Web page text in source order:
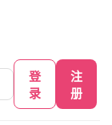
登
录
注
册